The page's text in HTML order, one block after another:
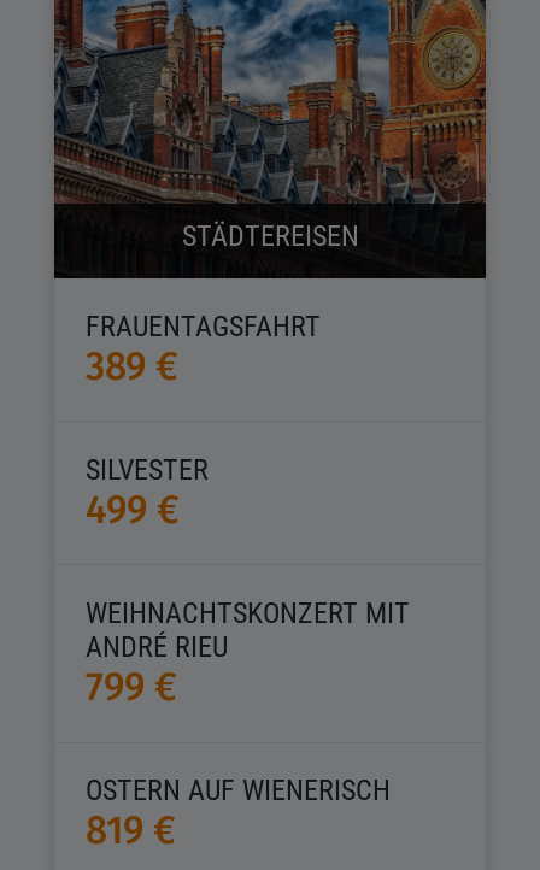
STÄDTEREISEN
FRAUENTAGSFAHRT
389 €
SILVESTER
499 €
WEIHNACHTSKONZERT MIT
ANDRÉ RIEU
799 €
OSTERN AUF WIENERISCH
819 €